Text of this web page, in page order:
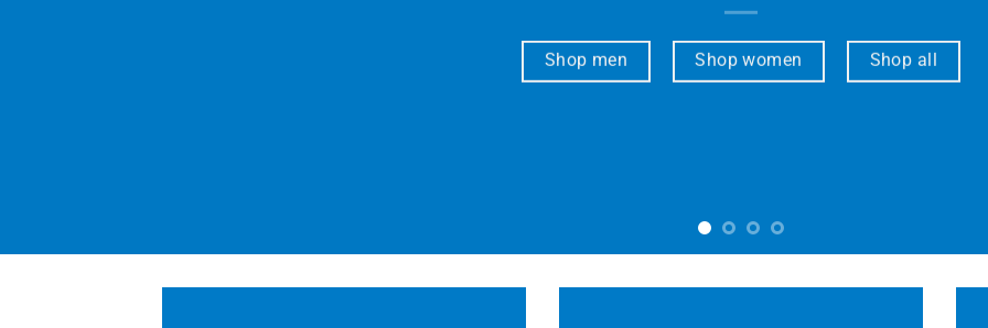
Shop men Shop women Shop all